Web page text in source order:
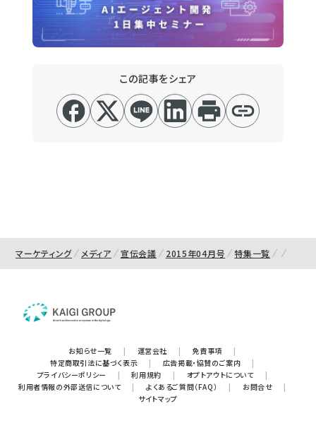
この記事をシェア
マーケティング メディア 宣伝会議 2015年04月号 特集一覧
お知らせ一覧 | 運営会社 | 免責事項
|
特定商取引法に基づく表示
| 広告掲載・協賛のご案内
|
プライバシーポリシー
| 利用規約 | オプトアウトについて
|
利用者情報の外部送信について
| よくあるご質問（FAQ） | お問合せ
|
サイトマップ